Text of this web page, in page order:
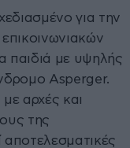
για την
παιδιά με υψηλής
Asperger.
αρχές και
της
αποτελεσματικές